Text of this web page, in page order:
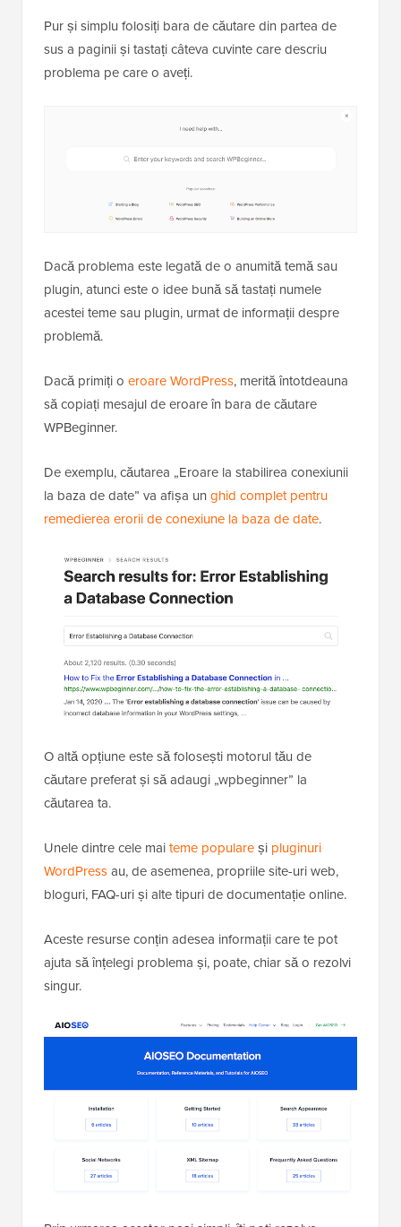
Pur și simplu folosiți bara de căutare din partea de
sus a paginii și tastați câteva cuvinte care descriu
problema pe care o aveți.
Dacă problema este legată de o anumită temă sau
plugin, atunci este o idee bună să tastați numele
acestei teme sau plugin, urmat de informații despre
problemă.
Dacă primiți o eroare WordPress, merită întotdeauna
să copiați mesajul de eroare în bara de căutare
WPBeginner.
De exemplu, căutarea „Eroare la stabilirea conexiunii
la baza de date” va afișa un ghid complet pentru
remedierea erorii de conexiune la baza de date.
O altă opțiune este să folosești motorul tău de
căutare preferat și să adaugi „wpbeginner” la
căutarea ta.
Unele dintre cele maiteme populareși pluginuri
WordPressau, de asemenea, propriile site-uri web,
bloguri, FAQ-uri și alte tipuri de documentație online.
Aceste resurse conțin adesea informații care te pot
ajuta să înțelegi problema și, poate, chiar să o rezolvi
singur.